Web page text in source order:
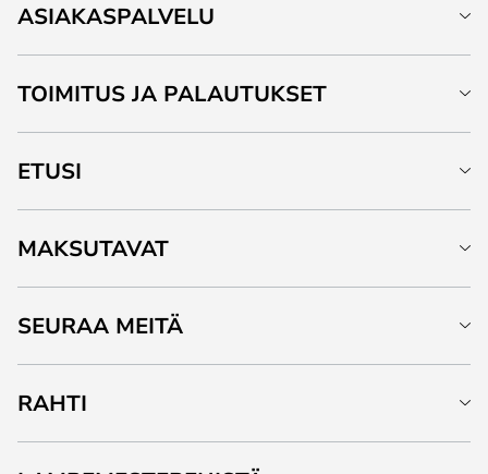
ASIAKASPALVELU
TOIMITUS JA PALAUTUKSET
ETUSI
MAKSUTAVAT
SEURAA MEITÄ
RAHTI